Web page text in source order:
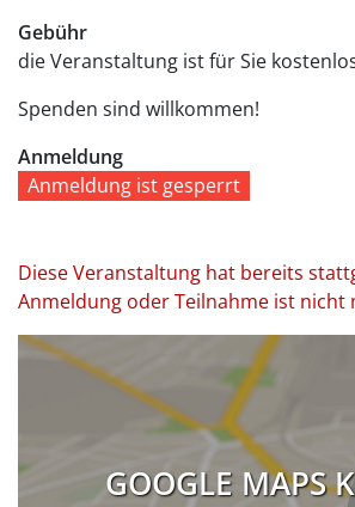
Gebühr
die Veranstaltung ist für Sie
Spenden sind willkommen!
Anmeldung
Anmeldung ist gesperrt
Diese Veranstaltung hat bereits
Anmeldung oder Teilnahme ist nicht
GOOGLE MAPS